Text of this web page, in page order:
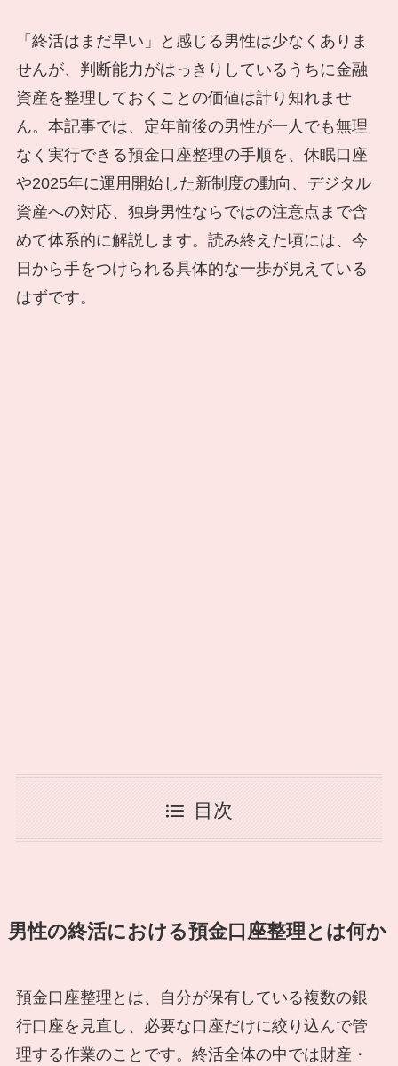
「終活はまだ早い」と感じる男性は少なくありま
せんが、判断能力がはっきりしているうちに金融
資産を整理しておくことの価値は計り知れませ
ん。本記事では、定年前後の男性が一人でも無理
なく実行できる預金口座整理の手順を、休眠口座
や2025年に運用開始した新制度の動向、デジタル
資産への対応、独身男性ならではの注意点まで含
めて体系的に解説します。読み終えた頃には、今
日から手をつけられる具体的な一歩が見えている
はずです。
目次
男性の終活における預金口座整理とは何か
預金口座整理とは、自分が保有している複数の銀
行口座を見直し、必要な口座だけに絞り込んで管
理する作業のことです。終活全体の中では財産・